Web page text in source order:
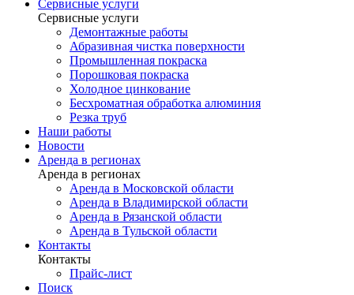
Сервисные услуги
Сервисные услуги
Демонтажные работы
Абразивная чистка поверхности
Промышленная покраска
Порошковая покраска
Холодное цинкование
Бесхроматная обработка алюминия
Резка труб
Наши работы
Новости
Аренда в регионах
Аренда в регионах
Аренда в Московской области
Аренда в Владимирской области
Аренда в Рязанской области
Аренда в Тульской области
Контакты
Контакты
Прайс-лист
Поиск